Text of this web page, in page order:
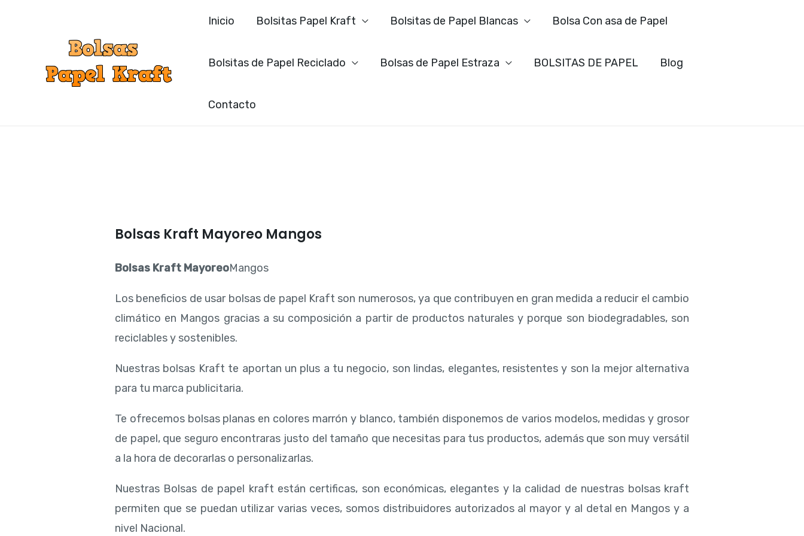
Inicio Bolsitas Papel Kraft Bolsitas de Papel Blancas Bolsa Con asa de Papel
Bolsitas de Papel Reciclado Bolsas de Papel Estraza BOLSITAS DE PAPEL Blog
Contacto
Bolsas Kraft Mayoreo Mangos
Bolsas Kraft MayoreoMangos
Los beneficios de usar bolsas de papel Kraft son numerosos, ya que contribuyen en gran medida a reducir el cambio
climático en Mangos gracias a su composición a partir de productos naturales y porque son biodegradables, son
reciclables y sostenibles.
Nuestras bolsas Kraft te aportan un plus a tu negocio, son lindas, elegantes, resistentes y son la mejor alternativa
para tu marca publicitaria.
Te ofrecemos bolsas planas en colores marrón y blanco, también disponemos de varios modelos, medidas y grosor
de papel, que seguro encontraras justo del tamaño que necesitas para tus productos, además que son muy versátil
a la hora de decorarlas o personalizarlas.
Nuestras Bolsas de papel kraft están certificas, son económicas, elegantes y la calidad de nuestras bolsas kraft
permiten que se puedan utilizar varias veces, somos distribuidores autorizados al mayor y al detal en Mangos y a
nivel Nacional.